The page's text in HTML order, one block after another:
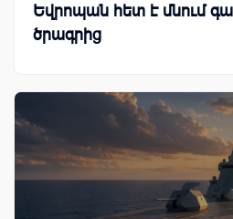
Եվրոպան հետ է մնում
ծրագրից